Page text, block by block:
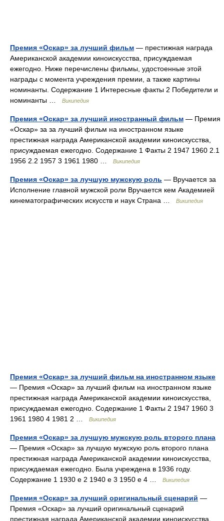
Премия «Оскар» за лучший фильм — престижная награда
Американской академии киноискусства, присуждаемая
ежегодно. Ниже перечислены фильмы, удостоенные этой
награды с момента учреждения премии, а также картины
номинанты. Содержание 1 Интересные факты 2 Победители и
номинанты …
Википедия
Премия «Оскар» за лучший иностранный фильм — Премия
«Оскар» за за лучший фильм на иностранном языке
престижная награда Американской академии киноискусства,
присуждаемая ежегодно. Содержание 1 Факты 2 1947 1960 2.1
1956 2.2 1957 3 1961 1980 …
Википедия
Премия «Оскар» за лучшую мужскую роль — Вручается за
Исполнение главной мужской роли Вручается кем Академией
кинематографических искусств и наук Страна …
Википедия
Премия «Оскар» за лучший фильм на иностранном языке
— Премия «Оскар» за лучший фильм на иностранном языке
престижная награда Американской академии киноискусства,
присуждаемая ежегодно. Содержание 1 Факты 2 1947 1960 3
1961 1980 4 1981 2 …
Википедия
Премия «Оскар» за лучшую мужскую роль второго плана
— Премия «Оскар» за лучшую мужскую роль второго плана
престижная награда Американской академии киноискусства,
присуждаемая ежегодно. Была учреждена в 1936 году.
Содержание 1 1930 е 2 1940 е 3 1950 е 4 …
Википедия
Премия «Оскар» за лучший оригинальный сценарий —
Премия «Оскар» за лучший оригинальный сценарий
престижная награда Американской академии киноискусства,